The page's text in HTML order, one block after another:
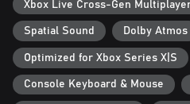
Xbox Live Cross-Gen
Spatial Sound Dolby Atmos
Optimized for Xbox Series X|S
Console Keyboard & Mouse